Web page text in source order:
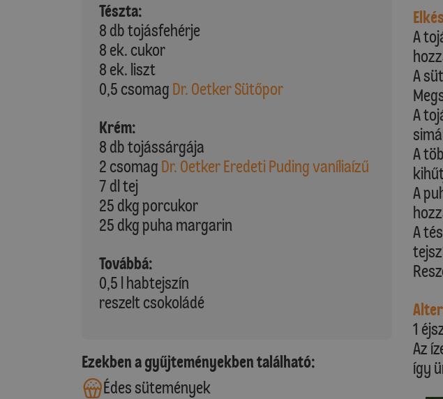
Tészta:
8 db tojásfehérje
8 ek. cukor
8 ek. liszt
0,5 csomag Dr. Oetker Sütőpor
Krém:
8 db tojássárgája
2 csomag Dr. Oetker Eredeti Puding vaníliaízű
7 dl tej
25 dkg porcukor
25 dkg puha margarin
Továbbá:
0,5 l habtejszín
reszelt csokoládé
Ezekben a gyűjteményekben található:
Édes sütemények
A
A
A
A
A
A
1
Az
így